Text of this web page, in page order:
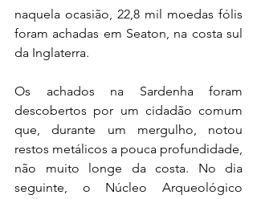
naquela ocasião, 22,8 mil moedas fólis
foram achadas em Seaton, na costa sul
da Inglaterra.
Os achados na Sardenha foram
descobertos por um cidadão comum
que, durante um mergulho, notou
restos metálicos a pouca profundidade,
não muito longe da costa. No dia
seguinte, o Núcleo Arqueológico